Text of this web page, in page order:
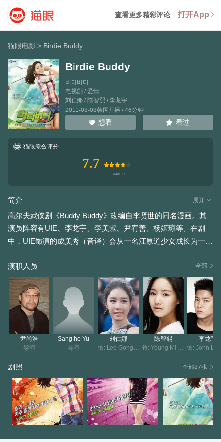
查看更多精彩评论 打开App
猫眼电影 > Birdie Buddy
Birdie Buddy
버디버디
电视剧 / 爱情
刘仁娜/ 陈智熙/ 李龙宇
2011-08-08韩国开播 / 46分钟
想看 看过
猫眼综合评分
7.7
简介 展开
高尔夫武侠剧《Buddy Buddy》改编自李贤世的同名漫画。其
演员阵容有UIE、李龙宇、李美淑、尹宥善、杨姬琼等。在剧
中，UIE饰演的成美秀（音译）会从一名江原道少女成长为一代
演职人员
全部
尹尚浩
导演
Sang-ho Yu
导演
刘仁娜
陈智熙
李龙宇
剧照 全部87张